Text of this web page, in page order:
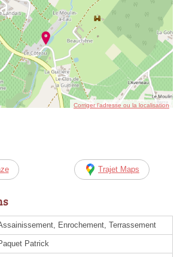
Corriger l’adresse ou la localisation
Trajet Maps
Enrochement, Terrassement
Patrick